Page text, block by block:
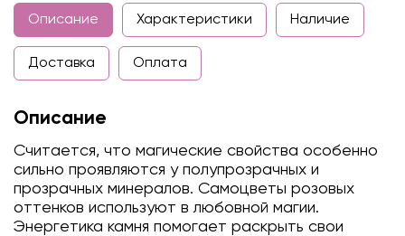
Описание Характеристики Наличие
Доставка Оплата
Описание
Считается, что магические свойства особенно
сильно проявляются у полупрозрачных и
прозрачных минералов. Самоцветы розовых
оттенков используют в любовной магии.
Энергетика камня помогает раскрыть свои